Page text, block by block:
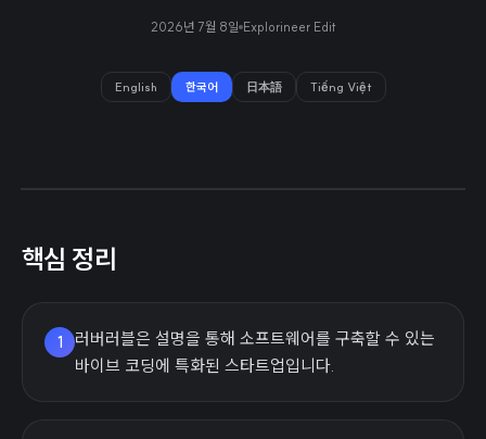
2026년 7월 8일 Explorineer Edit
English 한국어 日本語 Tiếng Việt
핵심 정리
1
러버러블은 설명을 통해 소프트웨어를 구축할 수 있는
바이브 코딩에 특화된 스타트업입니다.